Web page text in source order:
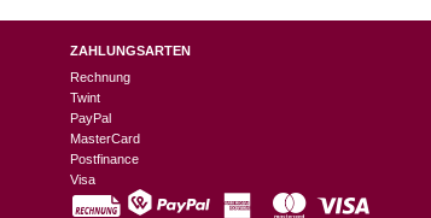
ZAHLUNGSARTEN
Rechnung
Twint
PayPal
MasterCard
Postfinance
Visa